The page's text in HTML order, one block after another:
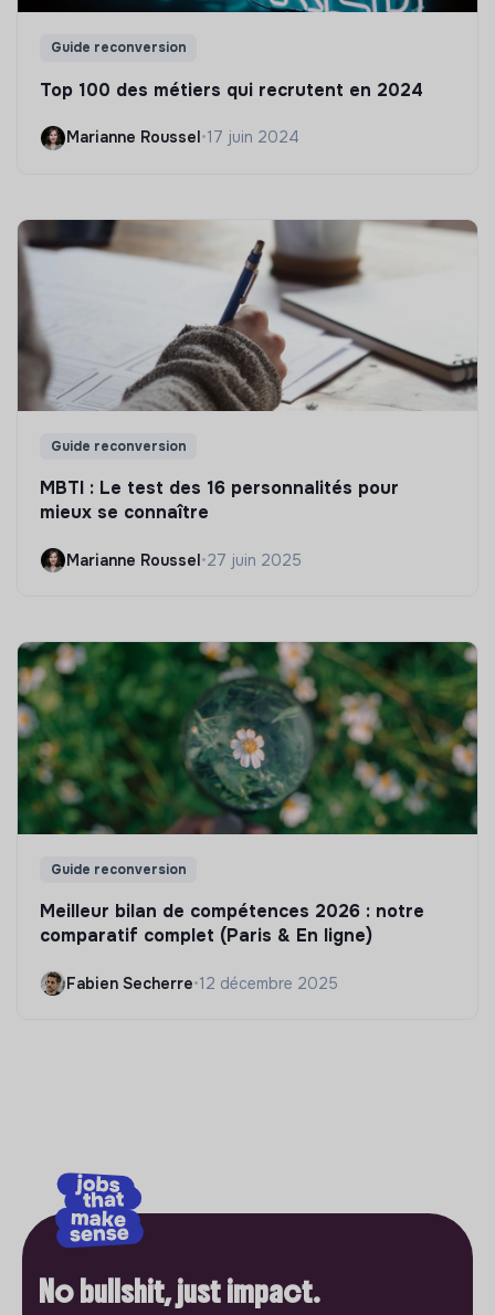
Guide reconversion
Top 100 des métiers qui recrutent en 2024
Marianne Roussel•17 juin 2024
Guide reconversion
MBTI : Le test des 16 personnalités pour
mieux se connaître
Marianne Roussel•27 juin 2025
Guide reconversion
Meilleur bilan de compétences 2026 : notre
comparatif complet (Paris & En ligne)
Fabien Secherre•12 décembre 2025
No bullshit, just impact.